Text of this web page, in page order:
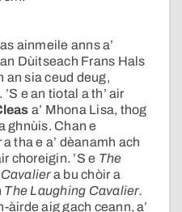
ainmeile anns a’
Dùitseach Frans Hals
an sia ceud deug,
e an tiotal a th’ air
a’ Mhona Lisa, thog
ghnùis. Chan e
tha e a’ dèanamh ach
choreigin. ’S e The
a bu chòir a
The Laughing Cavalier.
àirde aig gach ceann, a’